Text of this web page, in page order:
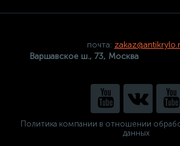
почта:
Варшавское ш., 73, Москва
Политика компании в отношении
данных